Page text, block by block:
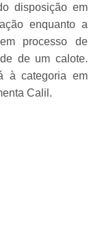
disposição em
enquanto a
processo de
de um calote.
à categoria em
Calil.